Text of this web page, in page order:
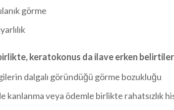
görme
keratokonus da ilave erken belirtiler
dalgalı göründüğü görme bozukluğu
kanlanma veya ödemle birlikte rahatsızlık